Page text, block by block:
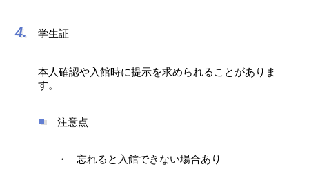
学生証
本人確認や入館時に提示を求められることがありま
す。
注意点
忘れると入館できない場合あり